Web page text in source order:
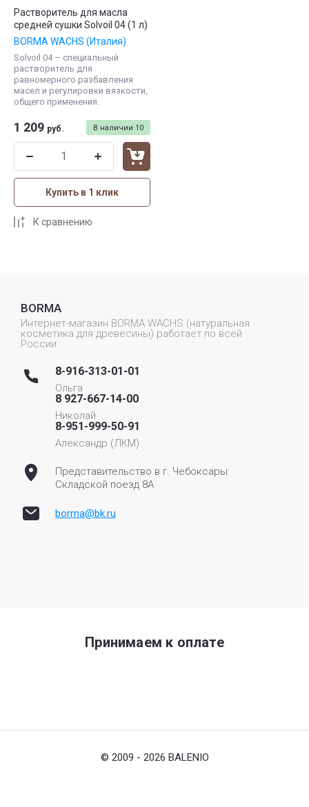
Растворитель для масла
средней сушки Solvoil 04 (1 л)
BORMA WACHS (Италия)
Solvoil 04 – специальный
растворитель для
равномерного разбавления
масел и регулировки вязкости,
общего применения.
В наличии 10
1 209 руб.
Купить в 1 клик
К сравнению
BORMA
Интернет-магазин BORMA WACHS (натуральная
косметика для древесины) работает по всей
России
8-916-313-01-01
Ольга
8 927-667-14-00
Николай
8-951-999-50-91
Александр (ЛКМ)
Представительство в г. Чебоксары:
Складской поезд 8А
borma@bk.ru
Принимаем к оплате
© 2009 - 2026 BALENIO